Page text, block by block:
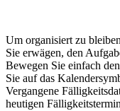
Um organisiert zu
Sie erwägen, den
Bewegen Sie einfach
Sie auf das
Vergangene
heutigen